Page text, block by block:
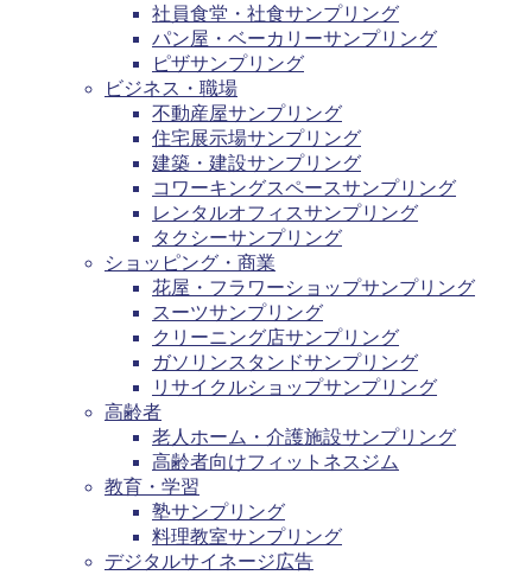
社員食堂・社食サンプリング
パン屋・ベーカリーサンプリング
ピザサンプリング
ビジネス・職場
不動産屋サンプリング
住宅展示場サンプリング
建築・建設サンプリング
コワーキングスペースサンプリング
レンタルオフィスサンプリング
タクシーサンプリング
ショッピング・商業
花屋・フラワーショップサンプリング
スーツサンプリング
クリーニング店サンプリング
ガソリンスタンドサンプリング
リサイクルショップサンプリング
高齢者
老人ホーム・介護施設サンプリング
高齢者向けフィットネスジム
教育・学習
塾サンプリング
料理教室サンプリング
デジタルサイネージ広告